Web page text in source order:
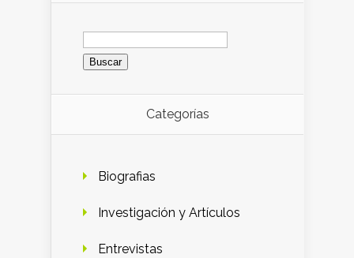
Buscar:
Categorías
Biografias
Investigación y Artículos
Entrevistas